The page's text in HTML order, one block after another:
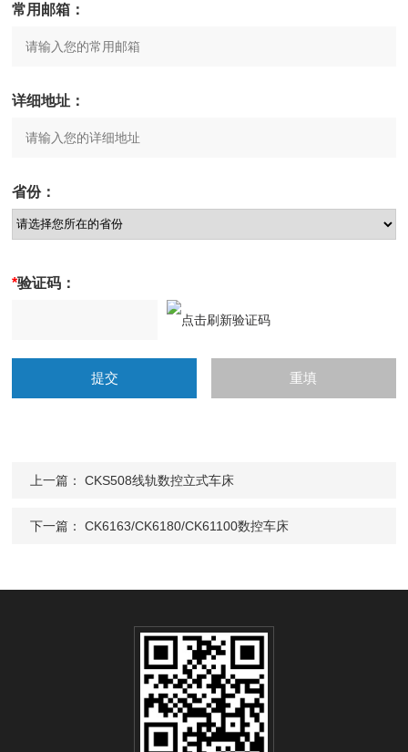
常用邮箱：
详细地址：
省份：
*验证码：
上一篇：CKS508线轨数控立式车床
下一篇：CK6163/CK6180/CK61100数控车床